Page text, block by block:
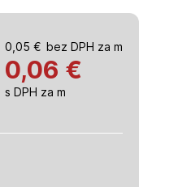
0,05 € bez DPH za m
0,06 €
s DPH za m